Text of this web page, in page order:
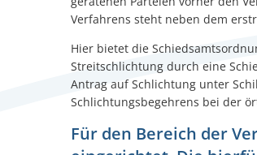
Verfahrens steht neben dem
Hier bietet die
Streitschlichtung durch eine
Antrag auf Schlichtung unter
Schlichtungsbegehrens bei der
Für den Bereich der